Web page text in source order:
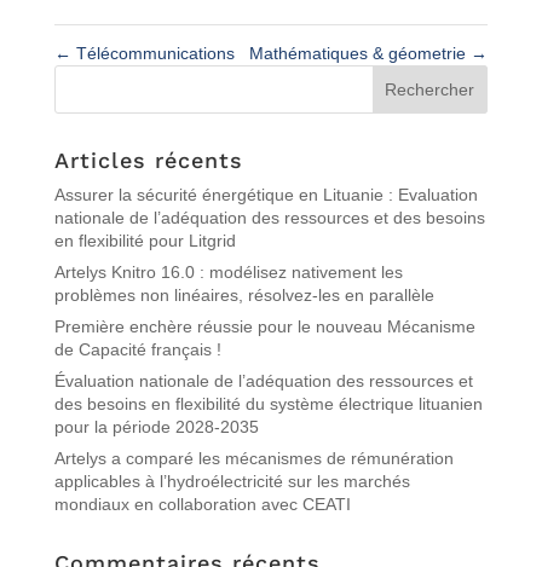
← Télécommunications Mathématiques & géometrie →
Articles récents
Assurer la sécurité énergétique en Lituanie : Evaluation
nationale de l’adéquation des ressources et des besoins
en flexibilité pour Litgrid
Artelys Knitro 16.0 : modélisez nativement les
problèmes non linéaires, résolvez-les en parallèle
Première enchère réussie pour le nouveau Mécanisme
de Capacité français !
Évaluation nationale de l’adéquation des ressources et
des besoins en flexibilité du système électrique lituanien
pour la période 2028-2035
Artelys a comparé les mécanismes de rémunération
applicables à l’hydroélectricité sur les marchés
mondiaux en collaboration avec CEATI